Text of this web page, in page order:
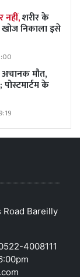
नहीं,शरीर के
निकाला इसे
अचानक मौत,
के
Road Bareilly
4008111